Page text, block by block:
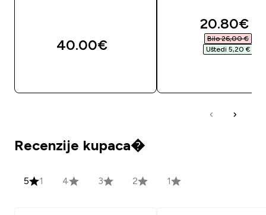
40.00€‎
20.80€‎
Bilo 26,00 €‎
Uštedi 5,20 €‎
Recenzije kupaca�
5 1 4 3 2 1